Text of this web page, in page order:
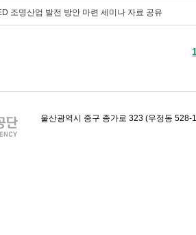
조명산업 발전 방안 마련 세미나 자료 공유
울산광역시 중구 종가로 323 (우정동 528-